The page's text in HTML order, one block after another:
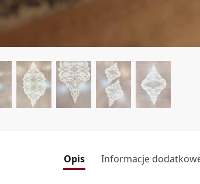
Opis Informacje